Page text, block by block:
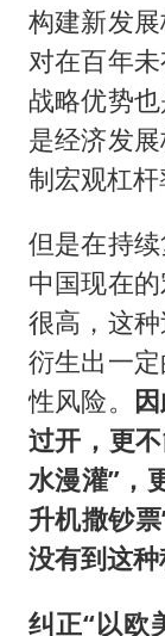
构建新发
对在百年
战略优势
是经济发
制宏观杠杆
但是在持
中国现在
很高，这
衍生出一
性风险。
过开，更
水漫灌”，
升机撒钞
没有到这种
纠正“以欧